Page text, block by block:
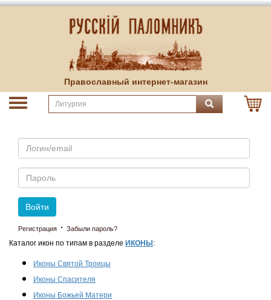
Православный интернет-магазин
Email
Пароль
Войти
Регистрация · Забыли пароль?
Каталог икон по типам в разделе ИКОНЫ :
Иконы Святой Троицы
Иконы Спасителя
Иконы Божьей Матери